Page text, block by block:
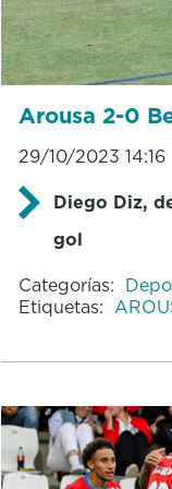
Arousa 2-0
29/10/2023 14:16
Diego Diz,
gol
Categorías:
Etiquetas: